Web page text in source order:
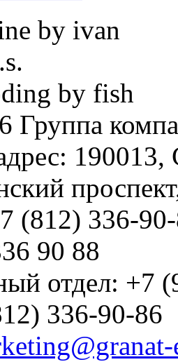
by ivan
by fish
Группа
190013,
(812) 336-
90 88
отдел: +7
336-90-86